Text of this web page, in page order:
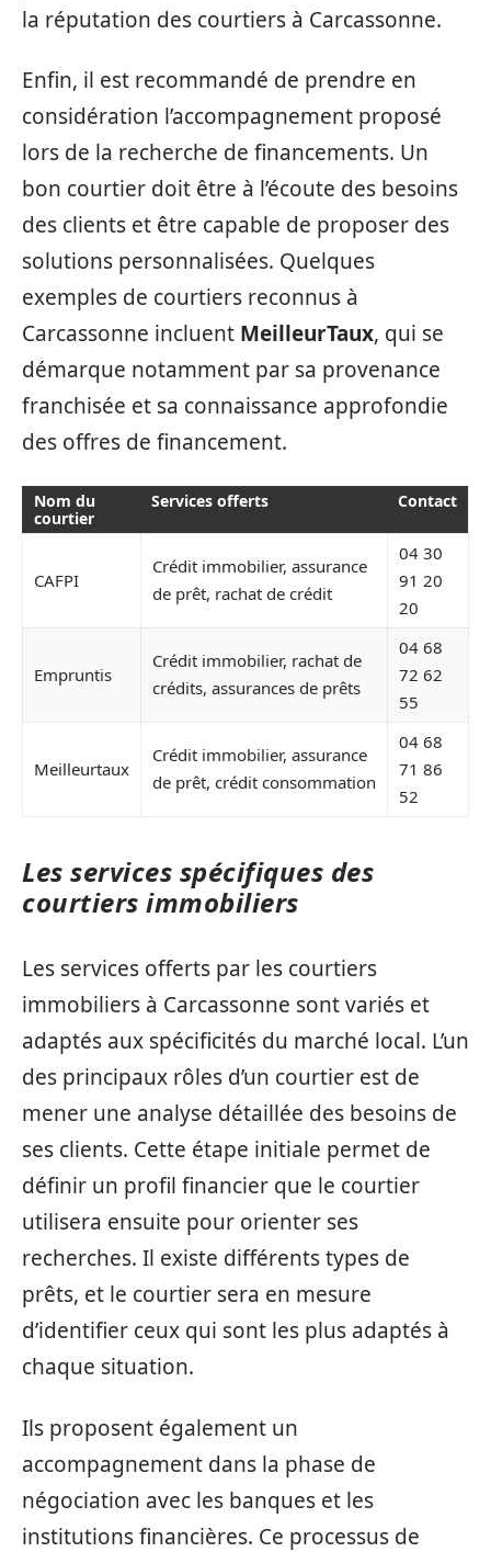
la réputation des courtiers à Carcassonne.
Enfin, il est recommandé de prendre en
considération l’accompagnement proposé
lors de la recherche de financements. Un
bon courtier doit être à l’écoute des besoins
des clients et être capable de proposer des
solutions personnalisées. Quelques
exemples de courtiers reconnus à
Carcassonne incluent MeilleurTaux, qui se
démarque notamment par sa provenance
franchisée et sa connaissance approfondie
des offres de financement.
Nom du
courtier
Services offerts Contact
CAFPI
Crédit immobilier, assurance
de prêt, rachat de crédit
04 30
91 20
20
Empruntis
Crédit immobilier, rachat de
crédits, assurances de prêts
04 68
72 62
55
Meilleurtaux
Crédit immobilier, assurance
de prêt, crédit consommation
04 68
71 86
52
Les services spécifiques des
courtiers immobiliers
Les services offerts par les courtiers
immobiliers à Carcassonne sont variés et
adaptés aux spécificités du marché local. L’un
des principaux rôles d’un courtier est de
mener une analyse détaillée des besoins de
ses clients. Cette étape initiale permet de
définir un profil financier que le courtier
utilisera ensuite pour orienter ses
recherches. Il existe différents types de
prêts, et le courtier sera en mesure
d’identifier ceux qui sont les plus adaptés à
chaque situation.
Ils proposent également un
accompagnement dans la phase de
négociation avec les banques et les
institutions financières. Ce processus de